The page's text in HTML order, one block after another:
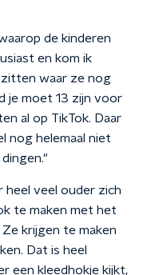
de kinderen
en kom ik
waar ze nog
je moet 13 zijn voor
al op TikTok. Daar
nog helemaal niet
heel veel ouder zich
te maken met het
krijgen te maken
Dat is heel
een kleedhokje kijkt,